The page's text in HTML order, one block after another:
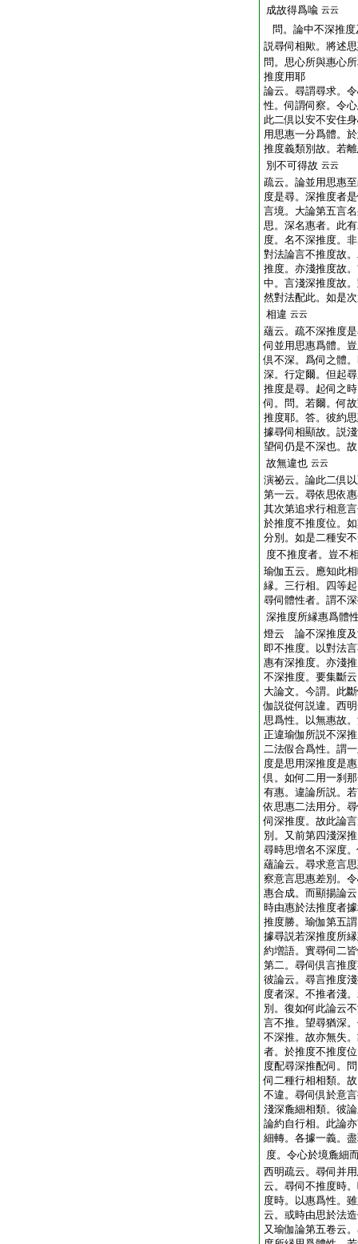
成故得爲喩 云云
問。論中不深推
説尋伺相歟。將述
問。思心所與惠心
推度用耶
論云。尋謂尋求。
性。伺謂伺察。令
此二倶以安不安住
用思惠一分爲體。
推度義類別故。若
別不可得故 云云
疏云。論並用思惠
度是尋。深推度者
言境。大論第五言
思。深名惠者。此
度。名不深推度。
對法論言不推度故
推度。亦淺推度故
中。言淺深推度故
然對法配此。如是
相違 云云
蘊云。疏不深推度
伺並用思惠爲體。
倶不深。爲伺之體
深。行定爾。但起
推度是尋。起伺之
伺。問。若爾。何
推度耶。答。彼約
據尋伺相顯故。説
望伺仍是不深也。
故無違也 云云
演祕云。論此二倶
第一云。尋依思依
其次第追求行相意
於推度不推度位。
分別。如是二種安
度不推度者。豈不
瑜伽五云。應知此
縁。三行相。四等
尋伺體性者。謂不
深推度所縁惠爲體
燈云 論不深推度及
即不推度。以對法
惠有深推度。亦淺
不深推度。要集斷
大論文。今謂。此
伽説從何説違。西
思爲性。以無惠故
正違瑜伽所説不深
二法假合爲性。謂
度是思用深推度是
倶。如何二用一刹
有惠。違論所説。
依思惠二法用分。
伺深推度。故此論
別。又前第四淺深
尋時思増名不深度
蘊論云。尋求意言
察意言思惠差別。
惠合成。而顯揚論
時由惠於法推度者
推度勝。瑜伽第五
據尋説若深推度所
約増語。實尋伺二
第二。尋伺倶言推
彼論云。尋言推度
度者深。不推者淺
別。復如何此論云
言不推。望尋猶深
不深推。故亦無失
者。於推度不推度
度配尋深推配伺。
伺二種行相相類。
不違。尋伺倶於意
淺深麁細相類。彼
論約自行相。此論
細轉。各據一義。
度。令心於境麁細
西明疏云。尋伺并
云。尋伺不推度時
度時。以惠爲性。
云。或時由思於法
又瑜伽論第五卷云